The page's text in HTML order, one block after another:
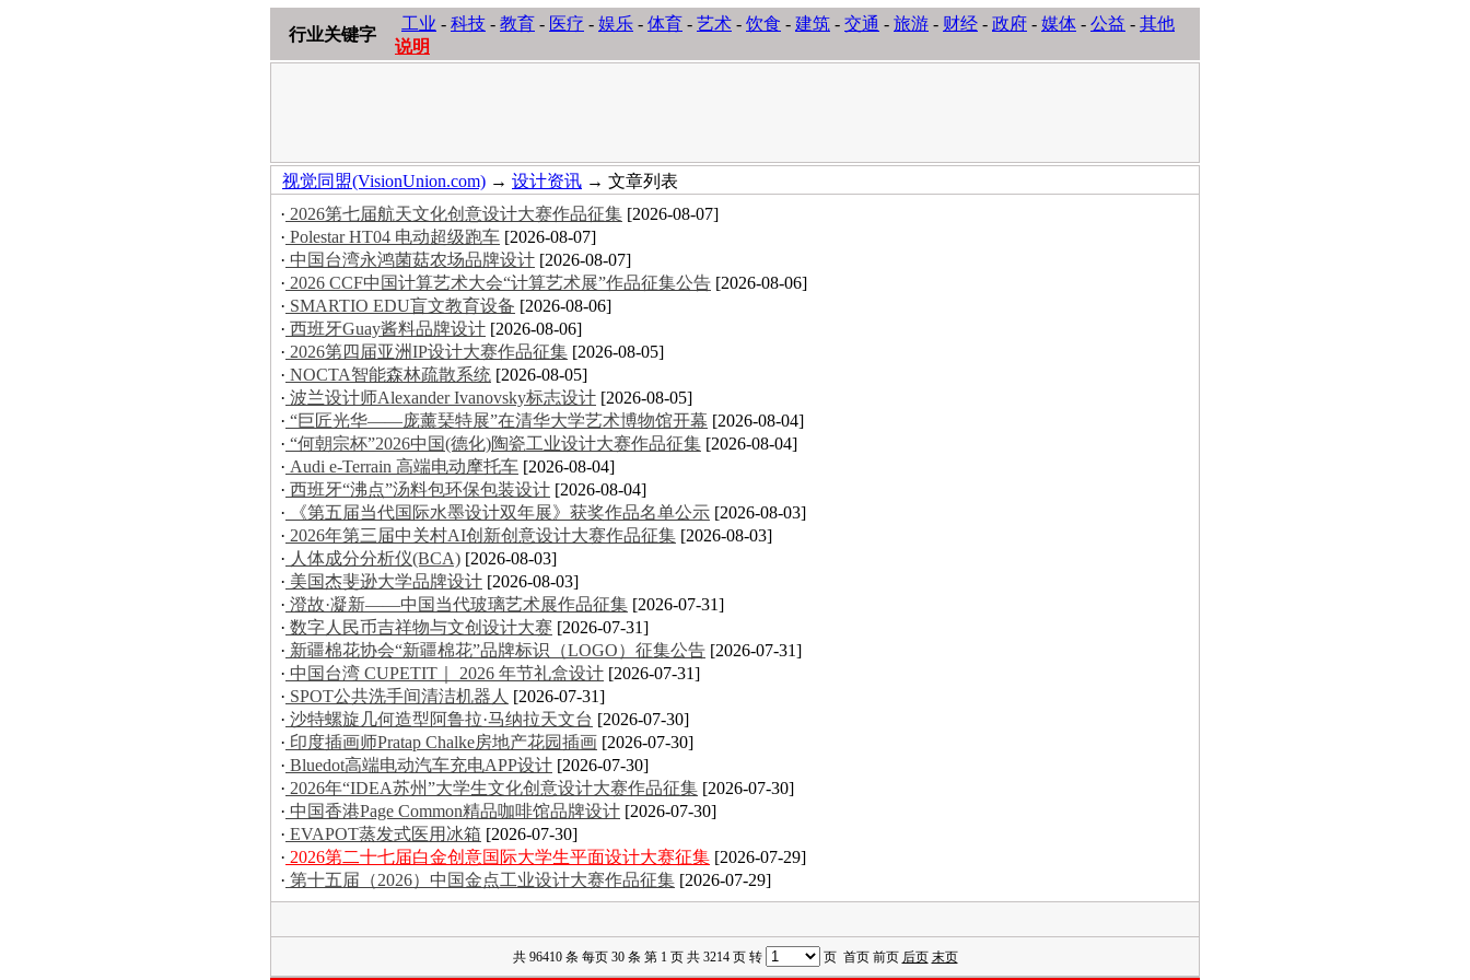
行业关键字
工业 - 科技 - 教育 - 医疗 - 娱乐 - 体育 - 艺术 - 饮食 - 建筑 - 交通 - 旅游 - 财经 - 政府 - 媒体 - 公益 - 其他
说明
视觉同盟(VisionUnion.com) → 设计资讯 → 文章列表
· 2026第七届航天文化创意设计大赛作品征集 [2026-08-07]
· Polestar HT04 电动超级跑车 [2026-08-07]
· 中国台湾永鸿菌菇农场品牌设计 [2026-08-07]
· 2026 CCF中国计算艺术大会“计算艺术展”作品征集公告 [2026-08-06]
· SMARTIO EDU盲文教育设备 [2026-08-06]
· 西班牙Guay酱料品牌设计 [2026-08-06]
· 2026第四届亚洲IP设计大赛作品征集 [2026-08-05]
· NOCTA智能森林疏散系统 [2026-08-05]
· 波兰设计师Alexander Ivanovsky标志设计 [2026-08-05]
· “巨匠光华——庞薰琹特展”在清华大学艺术博物馆开幕 [2026-08-04]
· “何朝宗杯”2026中国(德化)陶瓷工业设计大赛作品征集 [2026-08-04]
· Audi e-Terrain 高端电动摩托车 [2026-08-04]
· 西班牙“沸点”汤料包环保包装设计 [2026-08-04]
· 《第五届当代国际水墨设计双年展》获奖作品名单公示 [2026-08-03]
· 2026年第三届中关村AI创新创意设计大赛作品征集 [2026-08-03]
· 人体成分分析仪(BCA) [2026-08-03]
· 美国杰斐逊大学品牌设计 [2026-08-03]
· 澄故·凝新——中国当代玻璃艺术展作品征集 [2026-07-31]
· 数字人民币吉祥物与文创设计大赛 [2026-07-31]
· 新疆棉花协会“新疆棉花”品牌标识（LOGO）征集公告 [2026-07-31]
· 中国台湾 CUPETIT｜ 2026 年节礼盒设计 [2026-07-31]
· SPOT公共洗手间清洁机器人 [2026-07-31]
· 沙特螺旋几何造型阿鲁拉·马纳拉天文台 [2026-07-30]
· 印度插画师Pratap Chalke房地产花园插画 [2026-07-30]
· Bluedot高端电动汽车充电APP设计 [2026-07-30]
· 2026年“IDEA苏州”大学生文化创意设计大赛作品征集 [2026-07-30]
· 中国香港Page Common精品咖啡馆品牌设计 [2026-07-30]
· EVAPOT蒸发式医用冰箱 [2026-07-30]
· 2026第二十七届白金创意国际大学生平面设计大赛征集 [2026-07-29]
· 第十五届（2026）中国金点工业设计大赛作品征集 [2026-07-29]
共 96410 条 每页 30 条 第 1 页 共 3214 页 转 页 首页 前页 后页 末页